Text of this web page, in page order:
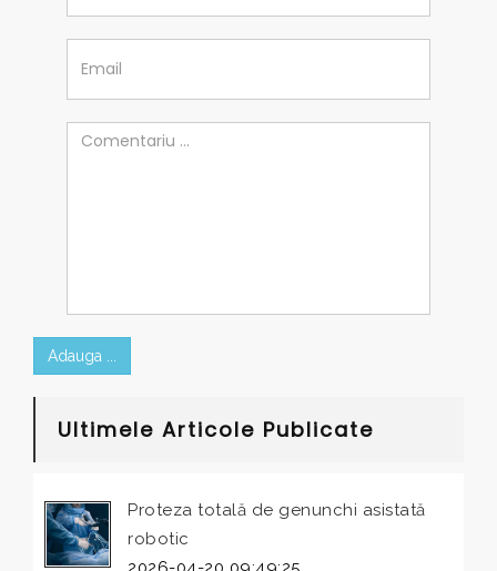
Adauga ...
Ultimele Articole Publicate
Proteza totală de genunchi asistată
robotic